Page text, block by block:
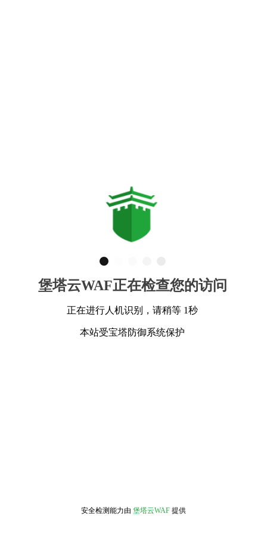
堡塔云WAF正在检查您的访问
正在进行人机识别，请稍等 1秒
本站受宝塔防御系统保护
安全检测能力由 堡塔云WAF 提供